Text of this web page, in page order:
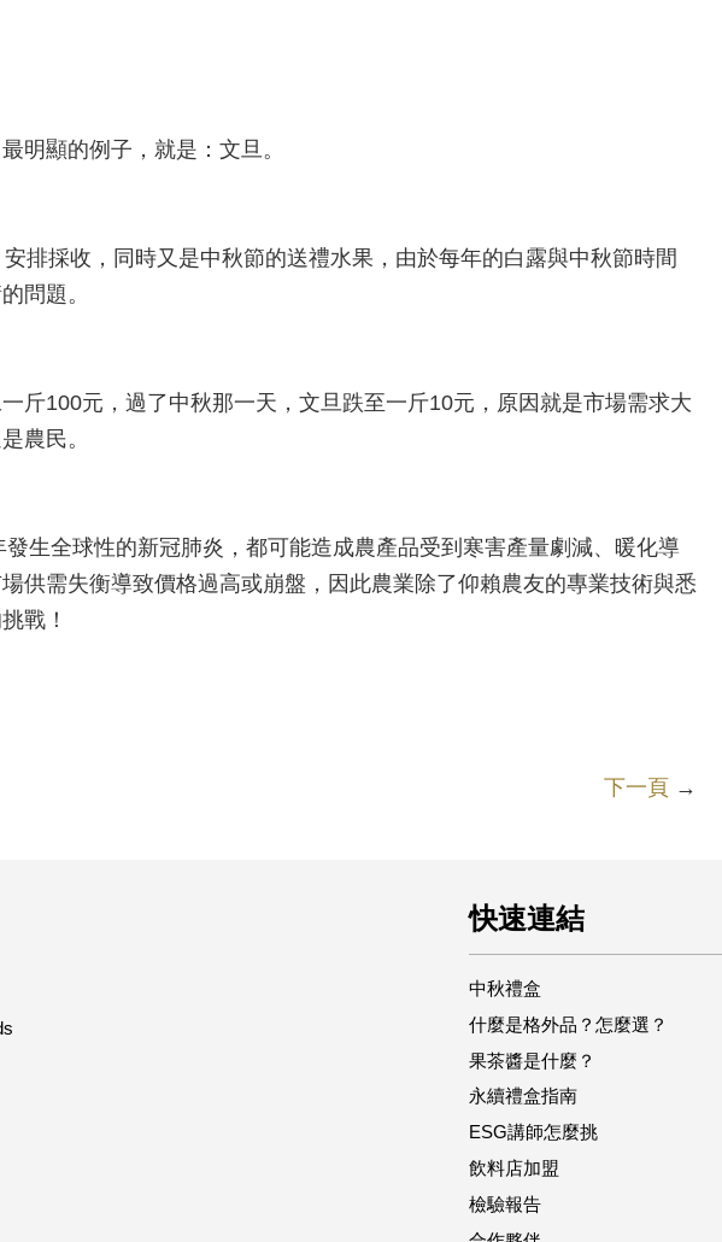
明顯的例子，就是：文旦。
排採收，同時又是中秋節的送禮水果，由於每年的白露與中秋節時間
問題。
斤100元，過了中秋那一天，文旦跌至一斤10元，原因就是市場需求大
農民。
生全球性的新冠肺炎，都可能造成農產品受到寒害產量劇減、暖化導
供需失衡導致價格過高或崩盤，因此農業除了仰賴農友的專業技術與悉
戰！
下一頁→
快速連結
中秋禮盒
什麼是格外品？怎麼選？
果茶醬是什麼？
永續禮盒指南
ESG講師怎麼挑
飲料店加盟
檢驗報告